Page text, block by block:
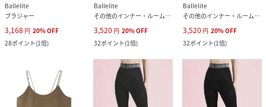
Ballelite
ブラジャー
3,168 円 20%OFF
28ポイント(1倍)
Ballelite
その他のインナー・ルームウェア
3,520 円 20%OFF
32ポイント(1倍)
Ballelite
その他のインナー・ルームウェア
3,520 円 20%OFF
32ポイント(1倍)